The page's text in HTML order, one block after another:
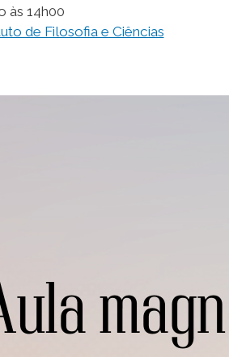
às 14h00
de Filosofia e Ciências